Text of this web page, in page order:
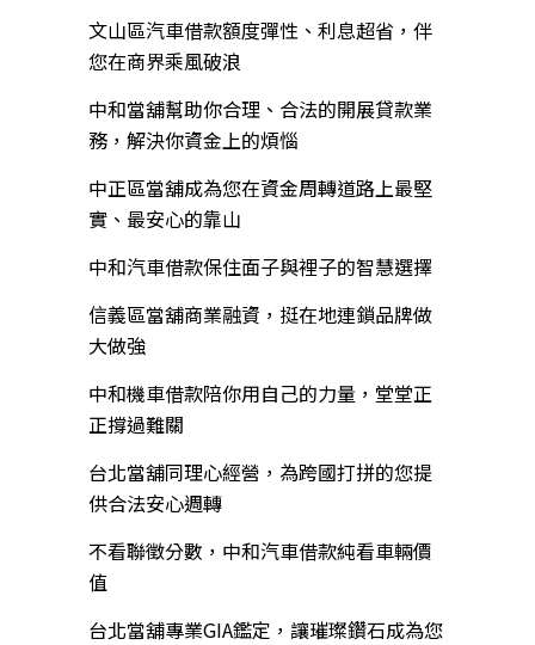
文山區汽車借款額度彈性、利息超省，伴
您在商界乘風破浪
中和當舖幫助你合理、合法的開展貸款業
務，解決你資金上的煩惱
中正區當舖成為您在資金周轉道路上最堅
實、最安心的靠山
中和汽車借款保住面子與裡子的智慧選擇
信義區當舖商業融資，挺在地連鎖品牌做
大做強
中和機車借款陪你用自己的力量，堂堂正
正撐過難關
台北當舖同理心經營，為跨國打拼的您提
供合法安心週轉
不看聯徵分數，中和汽車借款純看車輛價
值
台北當舖專業GIA鑑定，讓璀璨鑽石成為您